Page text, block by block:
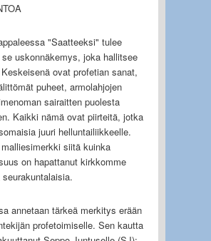
"Saatteeksi" tulee
uskonnäkemys, joka hallitsee
ovat profetian sanat,
puheet, armolahjojen
sairaitten puolesta
Kaikki nämä ovat piirteitä, jotka
juuri helluntailiikkeelle.
siitä kuinka
on hapattanut kirkkomme
annetaan tärkeä merkitys erään
profetoimiselle. Sen kautta